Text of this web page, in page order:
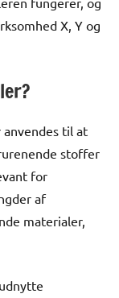
X, Y og
anvendes til at
stoffer
for
af
materialer,